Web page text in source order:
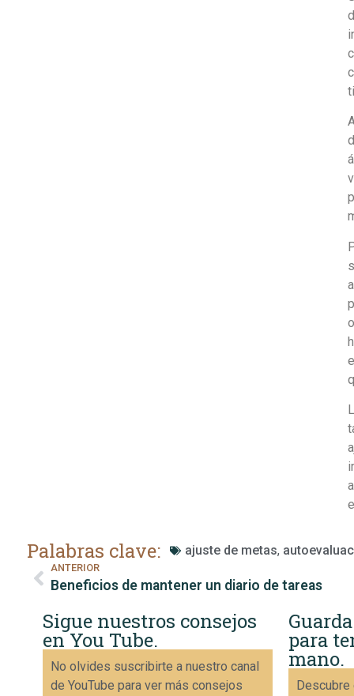
Palabras clave: ajuste de metas,
ANTERIOR
Beneficios de mantener un diario de tareas
Sigue nuestros consejos
en You Tube.
No olvides suscribirte a nuestro canal
de YouTube para ver más consejos
para
mano.